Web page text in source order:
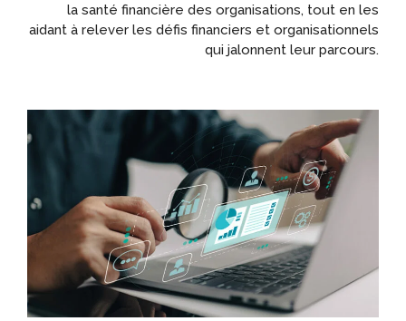
la santé financière des organisations, tout en les
aidant à relever les défis financiers et organisationnels
qui jalonnent leur parcours.